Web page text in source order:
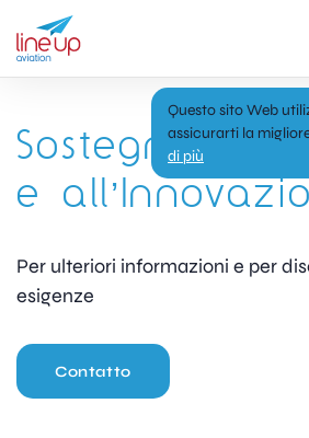
Sostegno alla
e
Per ulteriori informazioni e per
esigenze
Contatto
Questo sito Web
assicurarti la
di più